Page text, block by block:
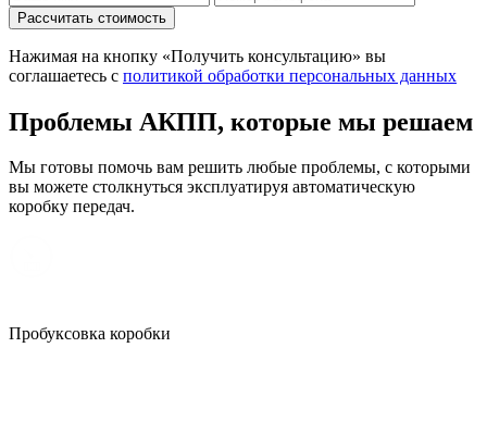
Рассчитать стоимость
Нажимая на кнопку «Получить консультацию» вы
соглашаетесь с политикой обработки персональных данных
Проблемы АКПП, которые мы решаем
Мы готовы помочь вам решить любые проблемы, с которыми
вы можете столкнуться эксплуатируя автоматическую
коробку передач.
Пробуксовка коробки